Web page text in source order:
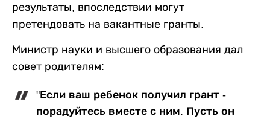
результаты, впоследствии могут
претендовать на вакантные гранты.
Министр науки и высшего образования дал
совет родителям:
"Если ваш ребенок получил грант -
порадуйтесь вместе с ним. Пусть он